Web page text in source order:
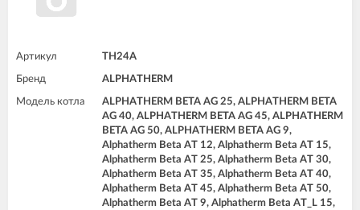
Артикул TH24A
Бренд ALPHATHERM
Модель котла
ALPHATHERM BETA AG 25, ALPHATHERM BETA
AG 40, ALPHATHERM BETA AG 45, ALPHATHERM
BETA AG 50, ALPHATHERM BETA AG 9,
Alphatherm Beta AT 12, Alphatherm Beta AT 15,
Alphatherm Beta AT 25, Alphatherm Beta AT 30,
Alphatherm Beta AT 35, Alphatherm Beta AT 40,
Alphatherm Beta AT 45, Alphatherm Beta AT 50,
Alphatherm Beta AT 9, Alphatherm Beta AT_L 15,